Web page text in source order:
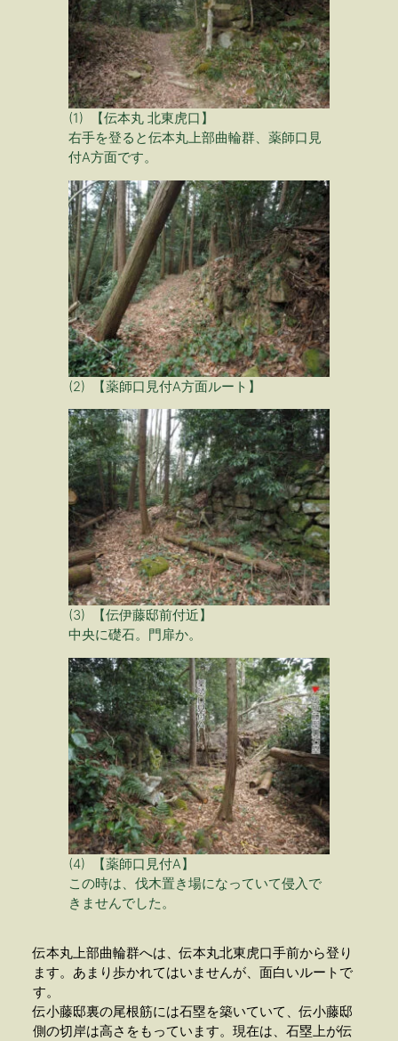
(1) 【伝本丸 北東虎口】
右手を登ると伝本丸上部曲輪群、薬師口見
付A方面です。
(2) 【薬師口見付A方面ルート】
(3) 【伝伊藤邸前付近】
中央に礎石。門扉か。
(4) 【薬師口見付A】
この時は、伐木置き場になっていて侵入で
きませんでした。
伝本丸上部曲輪群へは、伝本丸北東虎口手前から登り
ます。あまり歩かれてはいませんが、面白いルートで
す。
伝小藤邸裏の尾根筋には石塁を築いていて、伝小藤邸
側の切岸は高さをもっています。現在は、石塁上が伝